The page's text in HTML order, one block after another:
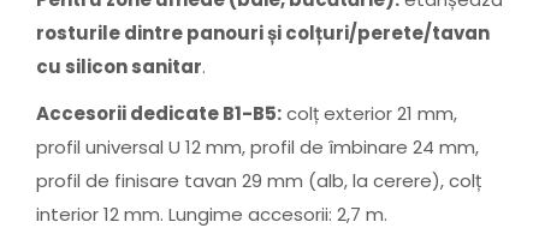
rosturile dintre panouri și colțuri/perete/tavan
cu silicon sanitar.
Accesorii dedicate B1-B5:colț exterior 21 mm,
profil universal U 12 mm, profil de îmbinare 24 mm,
profil de finisare tavan 29 mm (alb, la cerere), colț
interior 12 mm. Lungime accesorii: 2,7 m.